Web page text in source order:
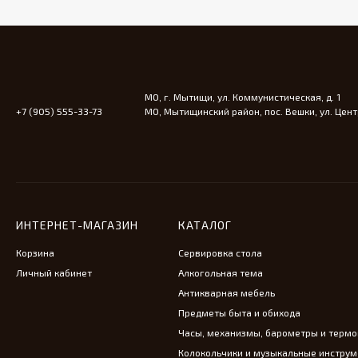
Старинный канделябр
на три свечи
+7 (905) 555-33-73
МО, г. Мытищи, ул. Коммунистическая, д. 1
МО, Мытищинский район, пос. Вешки, ул.
ИНТЕРНЕТ-МАГАЗИН
Корзина
Личный кабинет
КАТАЛОГ
Сервировка стола
Алкогольная тема
Антикварная мебель
Предметы быта и обихода
Часы, механизмы, барометры и
Колокольчики и музыкальные